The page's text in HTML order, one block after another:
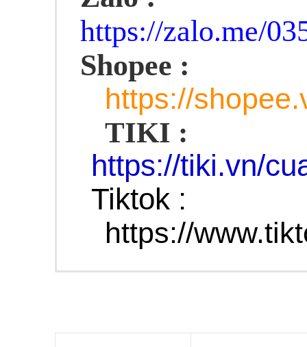
https://zalo.me/
Shopee :
https://
TIKI :
https://tiki.vn/
Tiktok :
https://